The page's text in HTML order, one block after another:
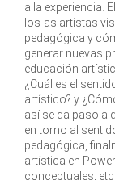
a la experiencia.
los-as artistas
pedagógica y
generar nuevas
educación
¿Cuál es el
artístico? y
así se da paso a
en torno al
pedagógica,
artística en
conceptuales,